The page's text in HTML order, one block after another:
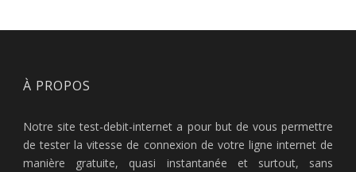
À PROPOS
Notre site test-debit-internet a pour but de vous permettre
de tester la vitesse de connexion de votre ligne internet de
manière gratuite, quasi instantanée et surtout, sans